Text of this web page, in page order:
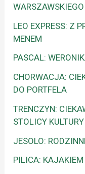
LEO EXPRESS: Z
MENEM
PASCAL:
CHORWACJA:
DO PORTFELA
TRENCZYN:
STOLICY
JESOLO:
PILICA: